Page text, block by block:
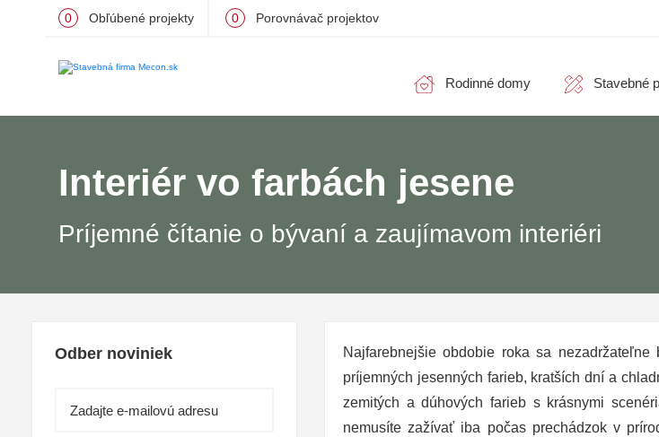
0 Obľúbené projekty 0 Porovnávač projektov
Rodinné domy Stavebné
Interiér vo farbách jesene
Príjemné čítanie o bývaní a zaujímavom interiéri
Odber noviniek
Najfarebnejšie obdobie roka sa
príjemných jesenných farieb, kratších dní a
zemitých a dúhových farieb s krásnymi
nemusíte zažívať iba počas prechádzok v